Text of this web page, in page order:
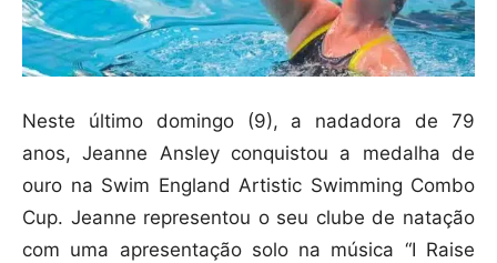
Neste último domingo (9), a nadadora de 79
anos, Jeanne Ansley conquistou a medalha de
ouro na Swim England Artistic Swimming Combo
Cup. Jeanne representou o seu clube de natação
com uma apresentação solo na música “I Raise